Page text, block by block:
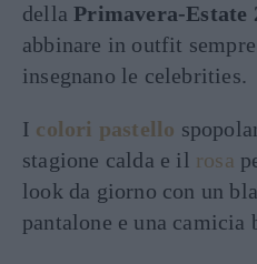
dellaPrimavera-Estate
abbinare in outfit
insegnano le celebrities.
I colori pastello
stagione calda e il rosa
look da giorno con un
pantalone e una camicia